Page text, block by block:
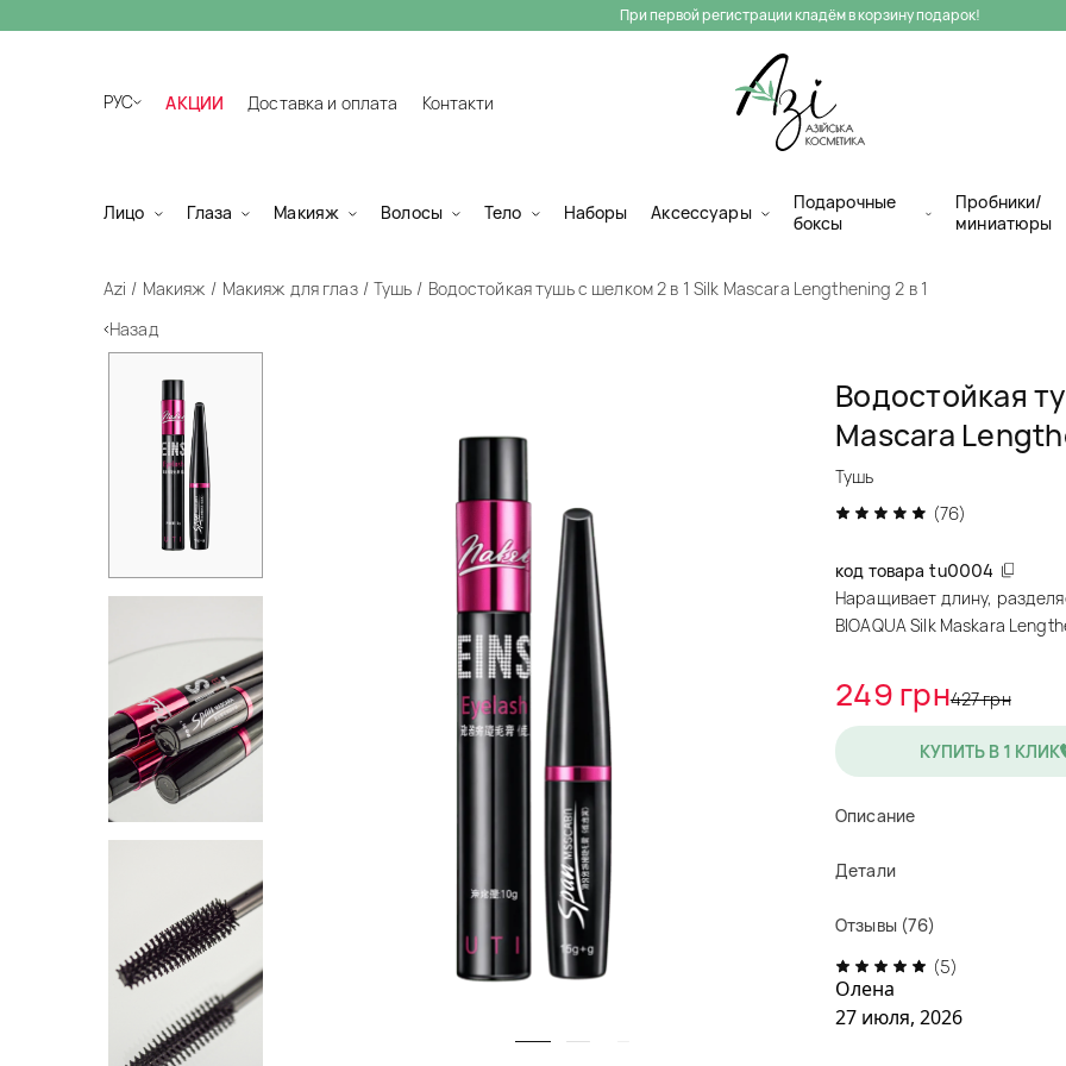
При первой регистрации кладём в корзину подарок!
РУС АКЦИИ Доставка и оплата Контакти
Лицо Глаза Макияж Волосы Тело Наборы Аксессуары
Подарочные
боксы
Пробники/
миниатюры
Azi Макияж Макияж для глаз Тушь
Водостойкая тушь с шелком 2 в 1 Silk Mascara Lengthening 2 в 1
Назад
Водостойкая
Mascara
Тушь
(76)
код товара tu0004
Наращивает длину,
BIOAQUA Silk Maskara
249 грн427 грн
КУПИТЬ В 1 КЛИК
Описание
Детали
Отзывы (76)
(5)
Олена
27 июля, 2026